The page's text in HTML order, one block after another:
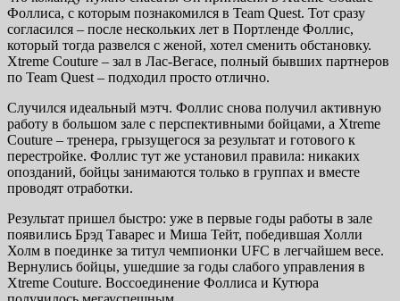
Фоллиса, с которым познакомился в Team Quest. Тот сразу
согласился – после нескольких лет в Портленде Фоллис,
который тогда развелся с женой, хотел сменить обстановку.
Xtreme Couture – зал в Лас-Вегасе, полный бывших партнеров
по Team Quest – подходил просто отлично.
Случился идеальный мэтч. Фоллис снова получил активную
работу в большом зале с перспективными бойцами, а Xtreme
Couture – тренера, грызущегося за результат и готового к
перестройке. Фоллис тут же установил правила: никаких
опозданий, бойцы занимаются только в группах и вместе
проводят отработки.
Результат пришел быстро: уже в первые годы работы в зале
появились Брэд Таварес и Миша Тейт, победившая Холли
Холм в поединке за титул чемпионки UFC в легчайшем весе.
Вернулись бойцы, ушедшие за годы слабого управления в
Xtreme Couture. Воссоединение Фоллиса и Кутюра